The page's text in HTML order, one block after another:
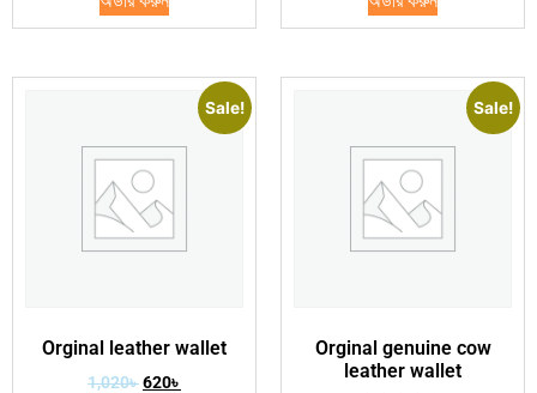
Sale!
Orginal leather wallet
1,020৳620৳
Sale!
Orginal genuine cow
leather wallet